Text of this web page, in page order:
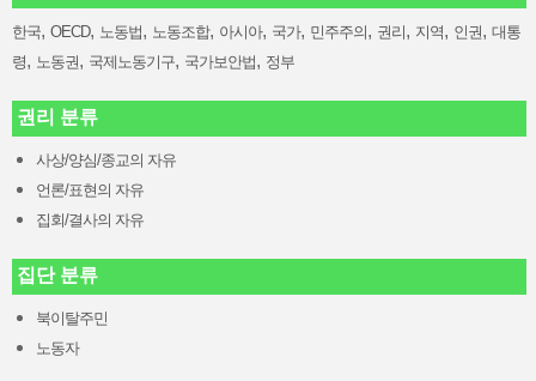
한국, OECD, 노동법, 노동조합, 아시아, 국가, 민주주의, 권리, 지역, 인권, 대통
령, 노동권, 국제노동기구, 국가보안법, 정부
권리 분류
사상/양심/종교의 자유
언론/표현의 자유
집회/결사의 자유
집단 분류
북이탈주민
노동자